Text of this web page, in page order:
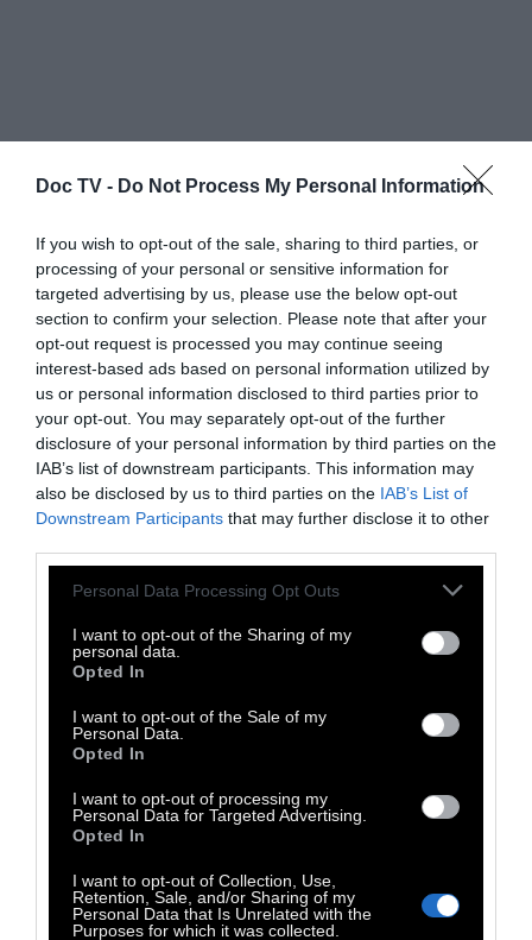
Doc TV - Do Not Process My Personal Information
If you wish to opt-out of the sale, sharing to third parties, or
processing of your personal or sensitive information for
targeted advertising by us, please use the below opt-out
section to confirm your selection. Please note that after your
opt-out request is processed you may continue seeing
interest-based ads based on personal information utilized by
us or personal information disclosed to third parties prior to
your opt-out. You may separately opt-out of the further
disclosure of your personal information by third parties on the
IAB’s list of downstream participants. This information may
also be disclosed by us to third parties on the IAB’s List of
Downstream Participants that may further disclose it to other
Personal Data Processing Opt Outs
I want to opt-out of the Sharing of my
personal data.
Opted In
I want to opt-out of the Sale of my
Personal Data.
Opted In
I want to opt-out of processing my
Personal Data for Targeted Advertising.
Opted In
I want to opt-out of Collection, Use,
Retention, Sale, and/or Sharing of my
Personal Data that Is Unrelated with the
Purposes for which it was collected.
Τα δέντρα είναι ιερά. Όποιος ξέρει πώς να
μιλήσει μαζί τους, όποιος ξέρει πώς να τα
ακούσει, μαθαίνει την αλήθεια. Δεν
κηρύττουν μάθηση και παραινέσεις,
κηρύττουν τον αρχαίο νόμο της ζωής.
To δέντρο λέει: Ένας πυρήνας είναι
κρυμμένος μέσα μου, μια σπίθα, μια σκέψη,
είναι η μορφή και οι φλέβες του δέρματος
μου, το μικρότερο φύλλο στα κλαδιά μου,
αλλά και η μικρότερη ουλή στο φλοιό μου.
Έγινα για να σχηματοποιήσω και να
μου λεπτομέρεια.